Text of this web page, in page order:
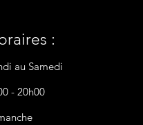
:
au Samedi
- 20h00